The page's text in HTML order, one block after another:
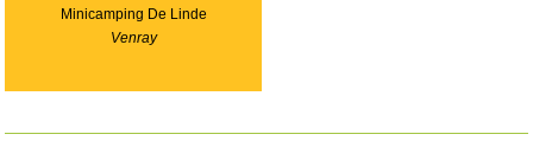
Minicamping De Linde
Venray